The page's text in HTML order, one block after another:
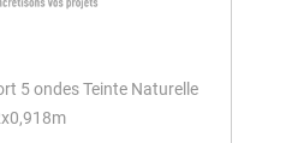
5 ondes Teinte Naturelle